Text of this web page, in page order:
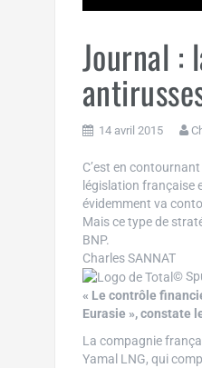
Journal :
14 avril 2015
C’est en
législation française
évidemment va
Mais ce type de
BNP.
Charles SANNAT
©
« Le contrôle
Eurasie », constate
La compagnie
Yamal LNG, qui